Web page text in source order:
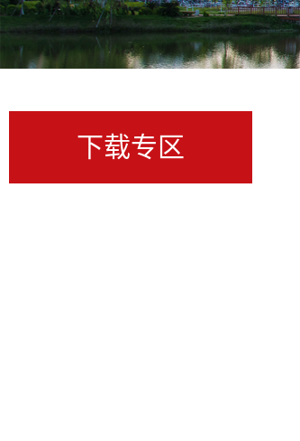
下载专区